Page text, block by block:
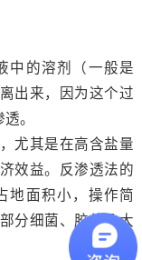
的溶剂（一般是
出来，因为这个过
。
尤其是在高含盐量
效益。反渗透法的
地面积小，操作简
分细菌、胶体及大